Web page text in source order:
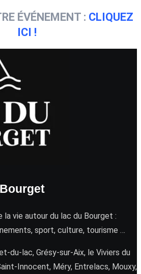
ÉVÉNEMENT : CLIQUEZ
ICI !
la vie autour du lac du Bourget :
sport, culture, tourisme …
du-lac, Grésy-sur-Aix, le Viviers du
Innocent, Méry, Entrelacs, Mouxy,